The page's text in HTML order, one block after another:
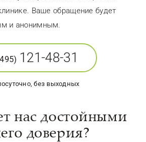
Ваше обращение будет
и анонимным.
121-48-31
без выходных
нас достойными
доверия?